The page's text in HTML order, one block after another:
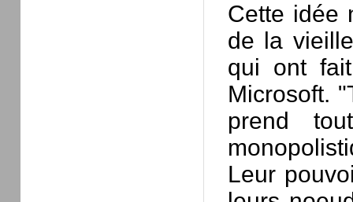
Cette idée
de la
qui ont
Microsoft.
prend
Leur